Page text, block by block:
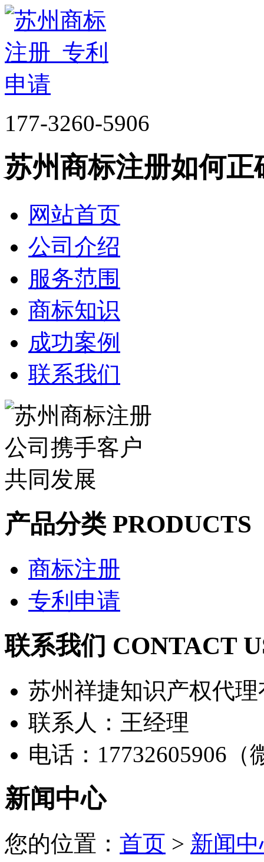
177-3260-5906
苏州商标注册如何
网站首页
公司介绍
服务范围
商标知识
成功案例
联系我们
产品分类 PRODUCTS
商标注册
专利申请
联系我们 CONTACT
苏州祥捷知识产权代
联系人：王经理
电话：17732605906（
新闻中心
您的位置： 首页 > 新闻